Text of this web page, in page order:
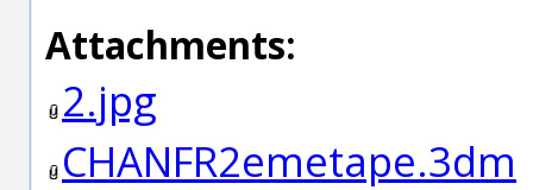
Attachments:
2.jpg
CHANFR2emetape.3dm